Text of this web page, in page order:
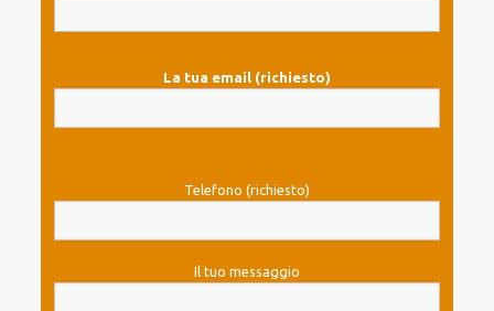
La tua email (richiesto)
Telefono (richiesto)
Il tuo messaggio